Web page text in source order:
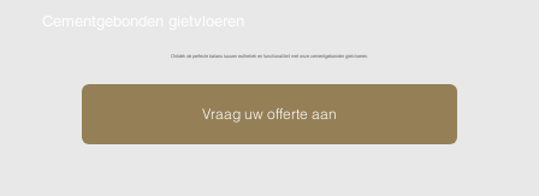
Ontdek de perfecte balans tussen esthetiek en functionaliteit met onze cementgebonden gietvloeren.
Vraag uw offerte aan